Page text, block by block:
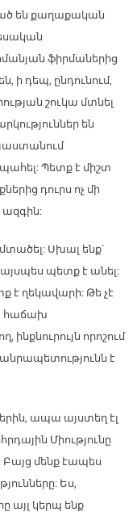
են քաղաքական
ֆիրմաներից
ի դեպ, ընդունում,
շուկա մտնել
են
Պետք է միշտ
դուրս ոչ մի
ազգին:
Սխալ ենք՝
պետք է անել:
է ղեկավարի: Թե չէ
հաճախ
որոշում
է
ապա այստեղ էլ
Միությունը
Բայց մենք էապես
Ես,
այլ կերպ ենք